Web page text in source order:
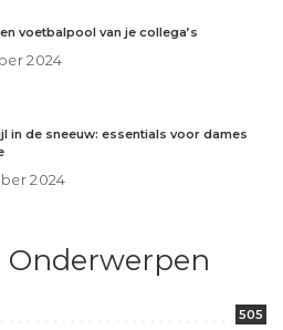
voetbalpool van je collega’s
2024
in de sneeuw: essentials voor dames
2024
Onderwerpen
505